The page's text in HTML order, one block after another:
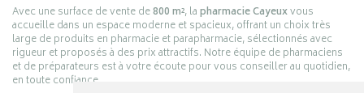
Avec une surface de vente de800 m², lapharmacie Cayeuxvous
accueille dans un espace moderne et spacieux, offrant un choix très
large de produits en pharmacie et parapharmacie, sélectionnés avec
rigueur et proposés à des prix attractifs. Notre équipe de pharmaciens
et de préparateurs est à votre écoute pour vous conseiller au quotidien,
en toute confiance.